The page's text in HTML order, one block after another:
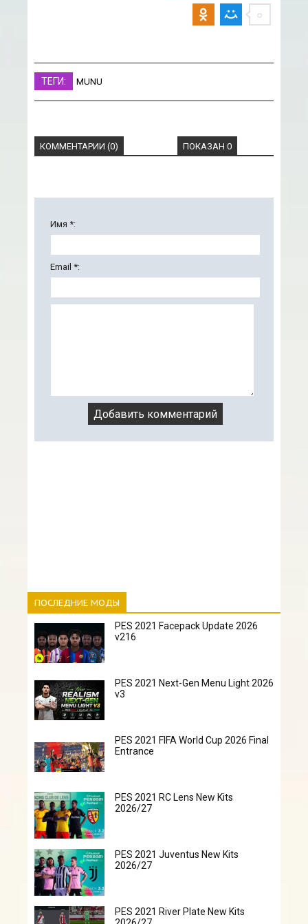
ТЕГИ: MUNU
КОММЕНТАРИИ (0) ПОКАЗАН 0
Имя *:
Email *:
ПОСЛЕДНИЕ МОДЫ
PES 2021 Facepack Update 2026
v216
PES 2021 Next-Gen Menu Light 2026
v3
PES 2021 FIFA World Cup 2026 Final
Entrance
PES 2021 RC Lens New Kits
2026/27
PES 2021 Juventus New Kits
2026/27
PES 2021 River Plate New Kits